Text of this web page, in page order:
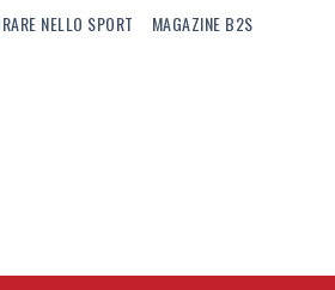
NELLO SPORT MAGAZINE B2S